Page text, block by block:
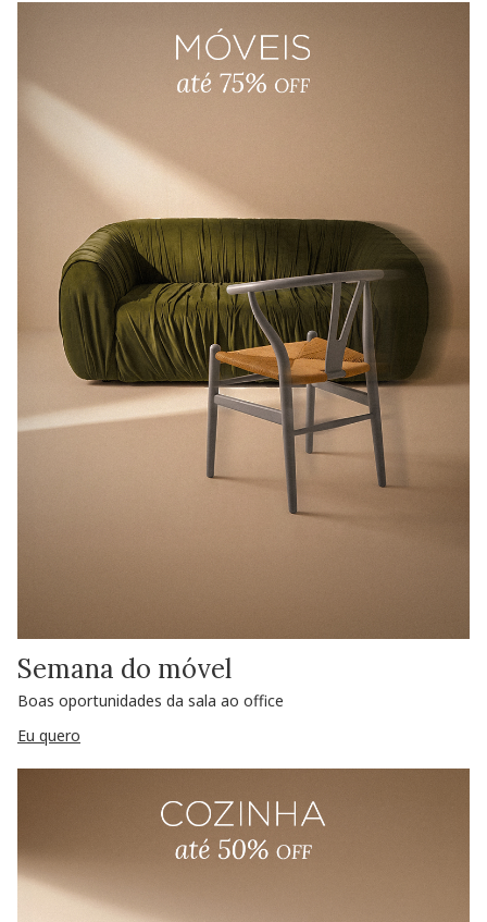
Semana do móvel
Boas oportunidades da sala ao office
Eu quero